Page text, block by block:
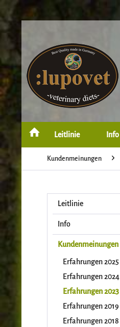
Leitlinie Info
Kundenmeinungen
Leitlinie
Info
Kundenmeinungen
Erfahrungen 2025
Erfahrungen 2024
Erfahrungen 2023
Erfahrungen 2019
Erfahrungen 2018